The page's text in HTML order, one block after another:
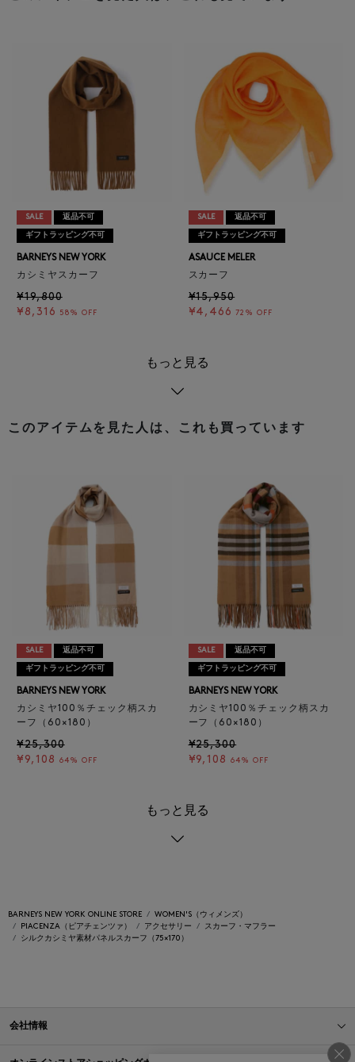
SALE 返品不可
ギフトラッピング不可
BARNEYS NEW YORK
カシミヤスカーフ
¥19,800
¥8,316
58% OFF
SALE 返品不可
ギフトラッピング不可
ASAUCE MELER
スカーフ
¥15,950
¥4,466 72% OFF
もっと見る
このアイテムを見た人は、これも買っています
SALE 返品不可
ギフトラッピング不可
BARNEYS NEW YORK
カシミヤ100％チェック柄スカ
ーフ（60×180）
¥25,300
¥9,108
64% OFF
SALE 返品不可
ギフトラッピング不可
BARNEYS NEW YORK
カシミヤ100％チェック柄スカ
ーフ（60×180）
¥25,300
¥9,108
64% OFF
もっと見る
BARNEYS NEW YORK ONLINE STORE
WOMEN'S（ウィメンズ）
PIACENZA（ピアチェンツァ）
アクセサリー
スカーフ・マフラー
シルクカシミヤ素材パネルスカーフ（75×170）
会社情報